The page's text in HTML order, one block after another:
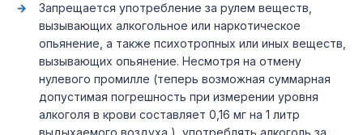
Запрещается употребление за рулем веществ,
вызывающих алкогольное или наркотическое
опьянение, а также психотропных или иных веществ,
вызывающих опьянение. Несмотря на отмену
нулевого промилле (теперь возможная суммарная
допустимая погрешность при измерении уровня
алкоголя в крови составляет 0,16 мг на 1 литр
выдыхаемого воздуха ), употреблять алкоголь за